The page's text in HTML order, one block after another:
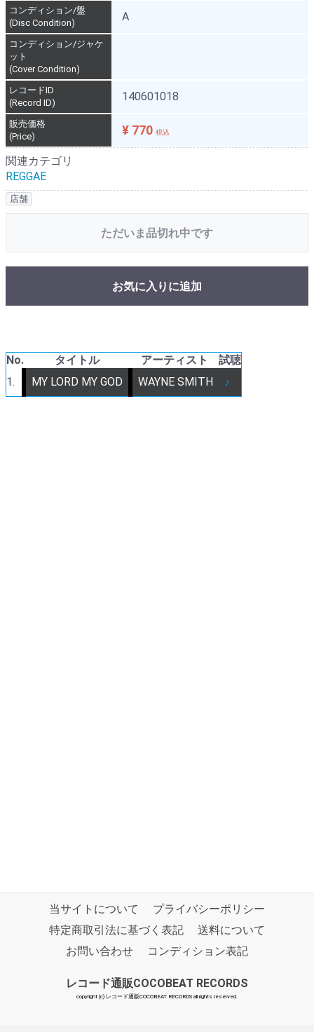
コンディション/盤
(Disc Condition)
A
コンディション/ジャケ
ット
(Cover Condition)
レコードID
(Record ID)
140601018
販売価格
(Price)
¥ 770 税込
関連カテゴリ
REGGAE
店舗
ただいま品切れ中です
お気に入りに追加
No. タイトル アーティスト
試聴
1.
MY LORD MY GOD WAYNE SMITH ♪
当サイトについて
プライバシーポリシー
特定商取引法に基づく表記
送料について
お問い合わせ
コンディション表記
レコード通販COCOBEAT RECORDS
copyright (c) レコード通販COCOBEAT RECORDS all rights reserved.